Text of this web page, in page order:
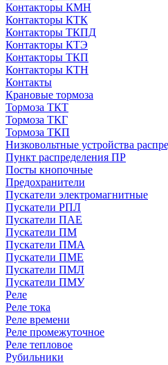
Контакторы КМН
Контакторы КТК
Контакторы ТКПД
Контакторы КТЭ
Контакторы ТКП
Контакторы КТН
Контакты
Крановые тормоза
Тормоза ТКТ
Тормоза ТКГ
Тормоза ТКП
Низковольтные устройства
Пункт распределения ПР
Посты кнопочные
Предохранители
Пускатели электромагнитные
Пускатели РПЛ
Пускатели ПАЕ
Пускатели ПМ
Пускатели ПМА
Пускатели ПМЕ
Пускатели ПМЛ
Пускатели ПМУ
Реле
Реле тока
Реле времени
Реле промежуточное
Реле тепловое
Рубильники